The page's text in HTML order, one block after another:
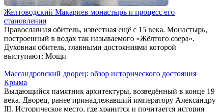
Желтоводский Макариев монастырь и процесс его
становления
Православная обитель, известная ещё с 15 века. Монастырь,
построенный в водах так называемого «Жёлтого озера».
Духовная обитель, главными достояниями которой
выступают: Мощи
Массандровский дворец: обзор исторического достояния
Крыма
Выдающийся памятник архитектуры, возведённый в конце 19
века. Дворец, ранее принадлежавший императору Александру
III. Историческое место, где хранится и почитается история